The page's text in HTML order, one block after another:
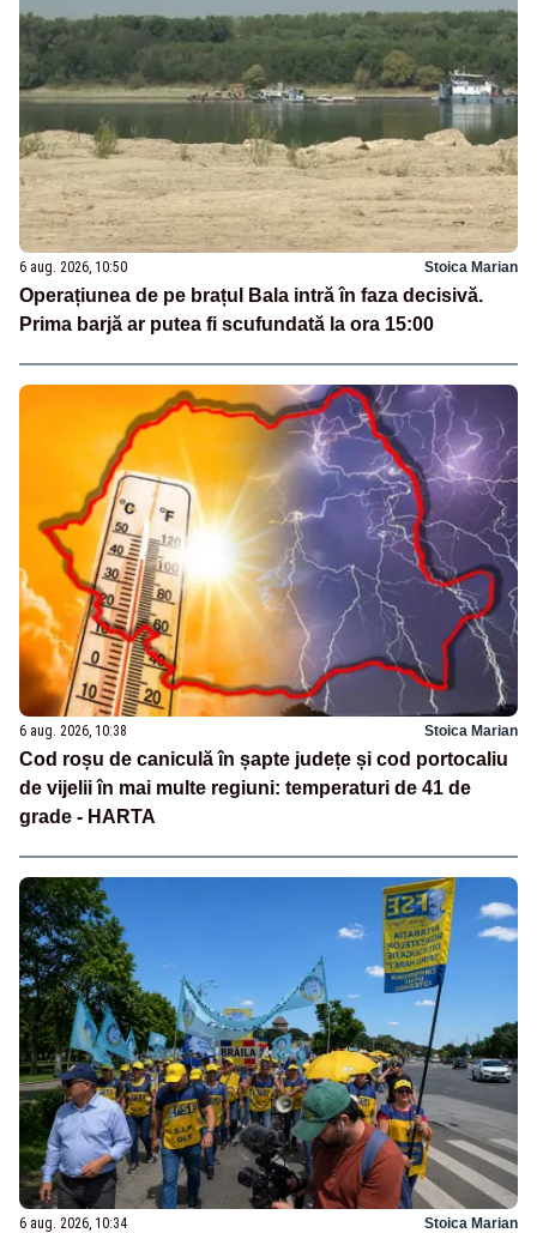
6 aug. 2026, 10:50 Stoica Marian
Operațiunea de pe brațul Bala intră în faza decisivă.
Prima barjă ar putea fi scufundată la ora 15:00
6 aug. 2026, 10:38 Stoica Marian
Cod roșu de caniculă în șapte județe și cod portocaliu
de vijelii în mai multe regiuni: temperaturi de 41 de
grade - HARTA
6 aug. 2026, 10:34 Stoica Marian